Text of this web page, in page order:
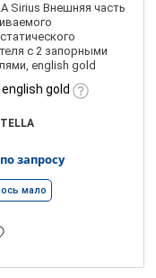
Sirius Внешняя часть
с 2 запорными
english gold
english gold
запросу
мало